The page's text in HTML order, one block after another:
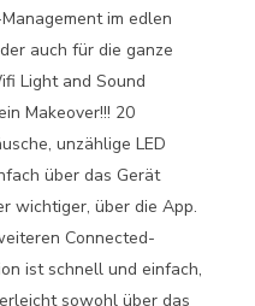
im edlen
auch für die ganze
Light and Sound
Makeover!!! 20
unzählige LED
über das Gerät
wichtiger, über die App.
Connected-
ist schnell und einfach,
sowohl über das